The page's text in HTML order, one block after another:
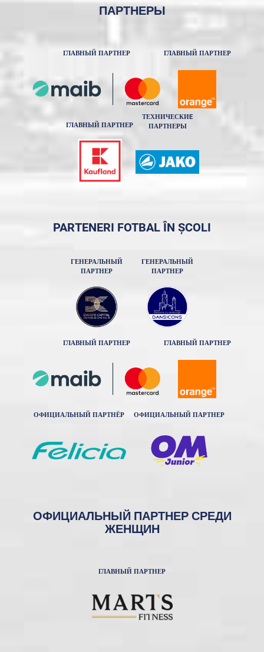
ПАРТНЕРЫ
ГЛАВНЫЙ ПАРТНЕР ГЛАВНЫЙ ПАРТНЕР
ГЛАВНЫЙ ПАРТНЕР
ТЕХНИЧЕСКИE
ПАРТНЕРЫ
PARTENERI FOTBAL ÎN ȘCOLI
ГЕНЕРАЛЬНЫЙ
ПАРТНЕР
ГЕНЕРАЛЬНЫЙ
ПАРТНЕР
ГЛАВНЫЙ ПАРТНЕР ГЛАВНЫЙ ПАРТНЕР
ОФИЦИАЛЬНЫЙ ПАРТНЁР ОФИЦИАЛЬНЫЙ ПАРТНЕР
ОФИЦИАЛЬНЫЙ ПАРТНЕР СРЕДИ
ЖЕНЩИН
ГЛАВНЫЙ ПАРТНЕР